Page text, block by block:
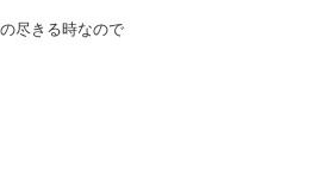
尽きる時なので